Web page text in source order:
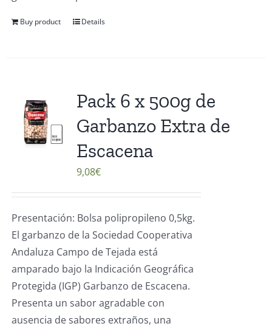
Buy product Details
Pack 6 x 500g de
Garbanzo Extra de
Escacena
9,08€
Presentación: Bolsa polipropileno 0,5kg.
El garbanzo de la Sociedad Cooperativa
Andaluza Campo de Tejada está
amparado bajo la Indicación Geográfica
Protegida (IGP) Garbanzo de Escacena.
Presenta un sabor agradable con
ausencia de sabores extraños, una